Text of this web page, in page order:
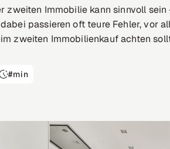
zweiten Immobilie kann sinnvoll
passieren oft teure Fehler, vor
zweiten Immobilienkauf achten
#min